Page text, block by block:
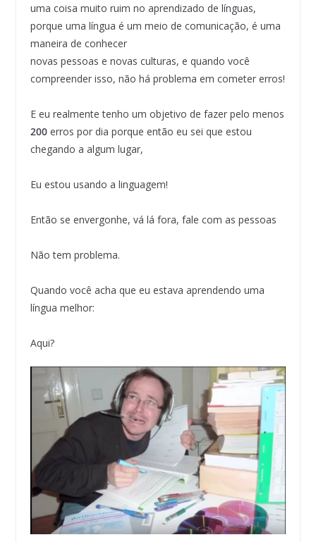
uma coisa muito ruim no aprendizado de línguas,
porque uma língua é um meio de comunicação, é uma
maneira de conhecer
novas pessoas e novas culturas, e quando você
compreender isso, não há problema em cometer erros!
E eu realmente tenho um objetivo de fazer pelo menos
200erros por dia porque então eu sei que estou
chegando a algum lugar,
Eu estou usando a linguagem!
Então se envergonhe, vá lá fora, fale com as pessoas
Não tem problema.
Quando você acha que eu estava aprendendo uma
língua melhor:
Aqui?